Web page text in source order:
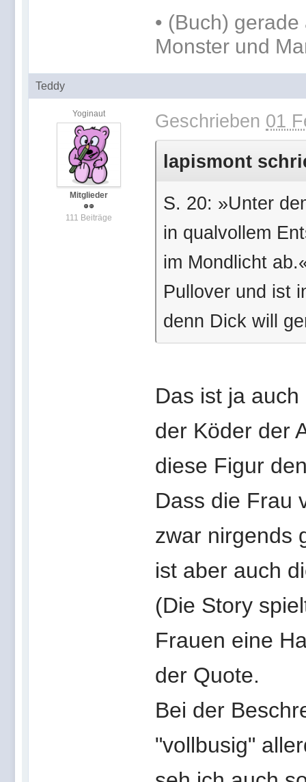
• (Buch) gerade
Monster und
Teddy
Yoginaut
Mitglieder
111 Beiträge
Geschrieben 01
lapismont
S. 20: »Unter
in qualvollem
im Mondlicht
Pullover und ist
denn Dick will
Das ist ja
der Köder der
diese Figur
Dass die Frau
zwar nirgends
ist aber auch
(Die Story
Frauen eine
der Quote.
Bei der
"vollbusig"